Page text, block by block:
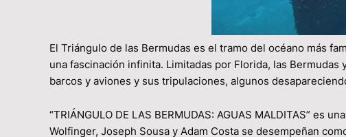
El Triángulo de las Bermudas es el tramo del océano más
una fascinación infinita. Limitadas por Florida, las
barcos y aviones y sus tripulaciones, algunos
“TRIÁNGULO DE LAS BERMUDAS: AGUAS MALDITAS” es
Wolfinger, Joseph Sousa y Adam Costa se desempeñan